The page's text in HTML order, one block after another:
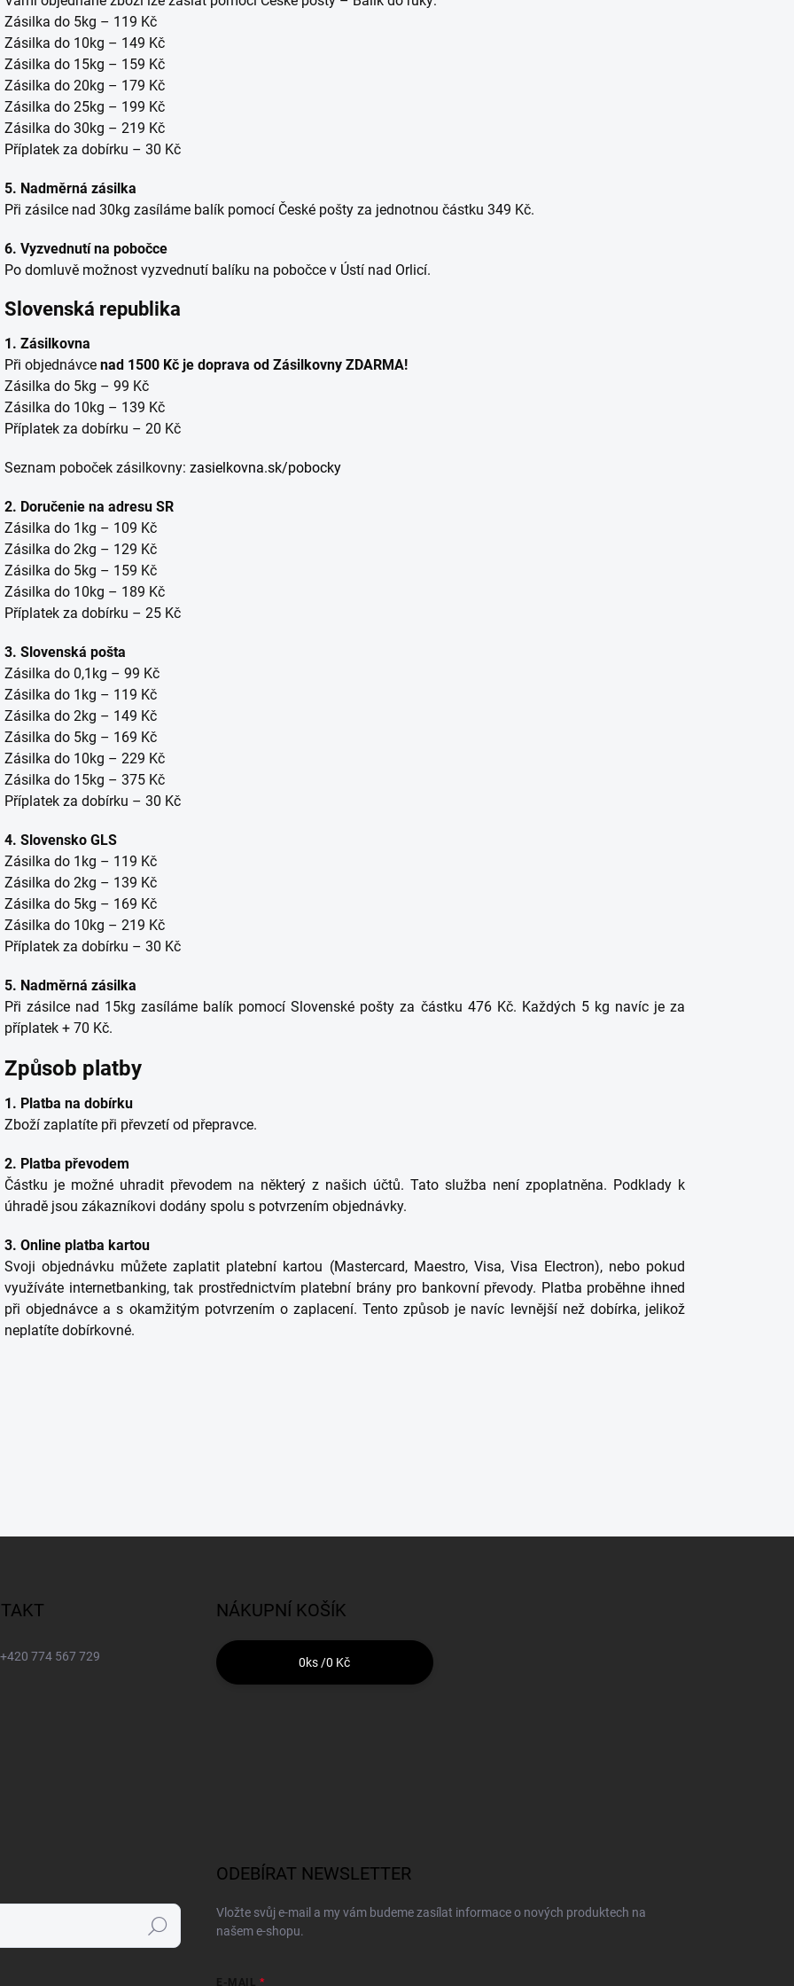
Zásilka do 5kg – 119 Kč
Zásilka do 10kg – 149 Kč
Zásilka do 15kg – 159 Kč
Zásilka do 20kg – 179 Kč
Zásilka do 25kg – 199 Kč
Zásilka do 30kg – 219 Kč
Příplatek za dobírku – 30 Kč
5. Nadměrná zásilka
Při zásilce nad 30kg zasíláme balík pomocí České pošty za jednotnou částku 349 Kč.
6. Vyzvednutí na pobočce
Po domluvě možnost vyzvednutí balíku na pobočce v Ústí nad Orlicí.
Slovenská republika
1. Zásilkovna
Při objednávce nad 1500 Kč je doprava od Zásilkovny ZDARMA!
Zásilka do 5kg – 99 Kč
Zásilka do 10kg – 139 Kč
Příplatek za dobírku – 20 Kč
Seznam poboček zásilkovny: zasielkovna.sk/pobocky
2. Doručenie na adresu SR
Zásilka do 1kg – 109 Kč
Zásilka do 2kg – 129 Kč
Zásilka do 5kg – 159 Kč
Zásilka do 10kg – 189 Kč
Příplatek za dobírku – 25 Kč
3. Slovenská pošta
Zásilka do 0,1kg – 99 Kč
Zásilka do 1kg – 119 Kč
Zásilka do 2kg – 149 Kč
Zásilka do 5kg – 169 Kč
Zásilka do 10kg – 229 Kč
Zásilka do 15kg – 375 Kč
Příplatek za dobírku – 30 Kč
4. Slovensko GLS
Zásilka do 1kg – 119 Kč
Zásilka do 2kg – 139 Kč
Zásilka do 5kg – 169 Kč
Zásilka do 10kg – 219 Kč
Příplatek za dobírku – 30 Kč
5. Nadměrná zásilka
Při zásilce nad 15kg zasíláme balík pomocí Slovenské pošty za částku 476 Kč. Každých 5 kg navíc je za
příplatek + 70 Kč.
Způsob platby
1. Platba na dobírku
Zboží zaplatíte při převzetí od přepravce.
2. Platba převodem
Částku je možné uhradit převodem na některý z našich účtů. Tato služba není zpoplatněna. Podklady k
úhradě jsou zákazníkovi dodány spolu s potvrzením objednávky.
3. Online platba kartou
Svoji objednávku můžete zaplatit platební kartou (Mastercard, Maestro, Visa, Visa Electron), nebo pokud
využíváte internetbanking, tak prostřednictvím platební brány pro bankovní převody. Platba proběhne ihned
při objednávce a s okamžitým potvrzením o zaplacení. Tento způsob je navíc levnější než dobírka, jelikož
neplatíte dobírkovné.
+420 774 567 729
NÁKUPNÍ KOŠÍK
0ks /0 Kč
Hledat
ODEBÍRAT NEWSLETTER
Vložte svůj e-mail a my vám budeme zasílat informace o nových produktech na
našem e-shopu.
E-MAIL